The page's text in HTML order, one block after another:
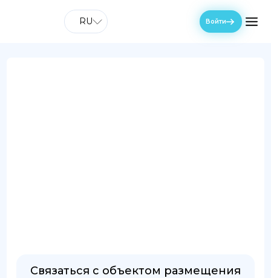
RU Войти
Связаться с объектом размещения